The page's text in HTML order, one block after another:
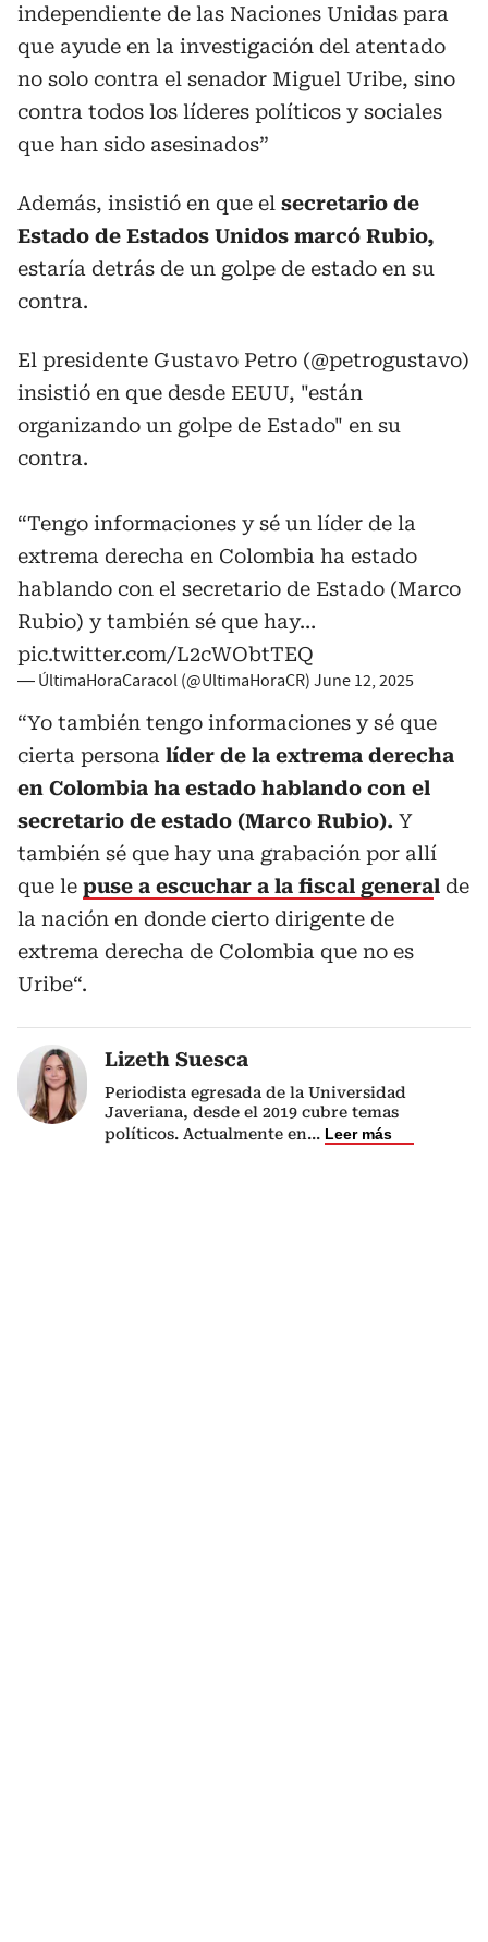
independiente de las Naciones Unidas para
que ayude en la investigación del atentado
no solo contra el senador Miguel Uribe, sino
contra todos los líderes políticos y sociales
que han sido asesinados”
Además, insistió en que el secretario de
Estado de Estados Unidos marcó Rubio,
estaría detrás de un golpe de estado en su
contra.
El presidente Gustavo Petro (@petrogustavo)
insistió en que desde EEUU, "están
organizando un golpe de Estado" en su
contra.
“Tengo informaciones y sé un líder de la
extrema derecha en Colombia ha estado
hablando con el secretario de Estado (Marco
Rubio) y también sé que hay…
pic.twitter.com/L2cWObtTEQ
— ÚltimaHoraCaracol (@UltimaHoraCR) June 12, 2025
“Yo también tengo informaciones y sé que
cierta persona líder de la extrema derecha
en Colombia ha estado hablando con el
secretario de estado (Marco Rubio). Y
también sé que hay una grabación por allí
que le puse a escuchar a la fiscal general de
la nación en donde cierto dirigente de
extrema derecha de Colombia que no es
Uribe“.
Lizeth Suesca
Periodista egresada de la Universidad
Javeriana, desde el 2019 cubre temas
políticos. Actualmente en... Leer más